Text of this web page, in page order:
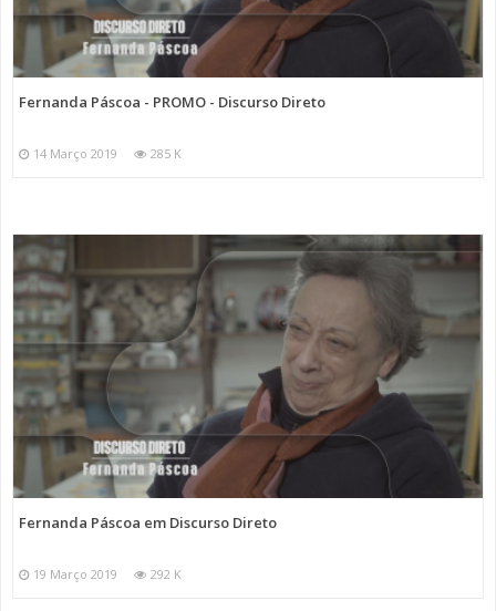
Fernanda Páscoa - PROMO - Discurso Direto
14 Março 2019 285 K
Fernanda Páscoa em Discurso Direto
19 Março 2019 292 K